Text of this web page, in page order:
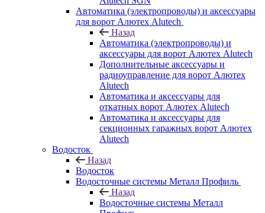
Автоматика (электропроводы) и аксессуары
для ворот Алютех Alutech
Назад
Автоматика (электропроводы) и
аксессуары для ворот Алютех Alutech
Дополнительные аксессуары и
радиоуправление для ворот Алютех
Alutech
Автоматика и аксессуары для
откатных ворот Алютех Alutech
Автоматика и аксессуары для
секционных гаражных ворот Алютех
Alutech
Водосток
Назад
Водосток
Водосточные системы Металл Профиль
Назад
Водосточные системы Металл